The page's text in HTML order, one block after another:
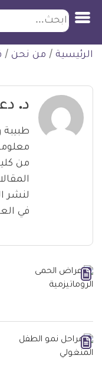
التخطي
للمحتوى
ابحث
الرئيسية / من نحن /
د.
من
لنشر
في